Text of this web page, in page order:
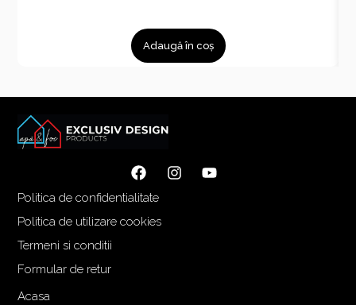
Adaugă în coș
Politica de confidentialitate
Politica de utilizare cookies
Termeni si conditii
Formular de retur
Acasa